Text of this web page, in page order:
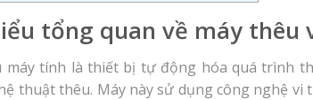
tổng quan về máy thêu
máy tính là thiết bị tự động hóa quá trình
thuật thêu. Máy này sử dụng công nghệ vi